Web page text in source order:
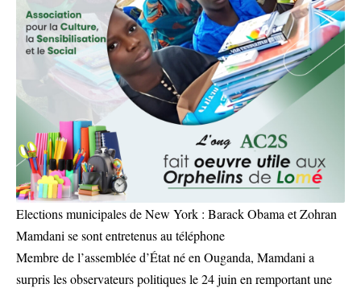
Elections municipales de New York : Barack Obama et Zohran
Mamdani se sont entretenus au téléphone
Membre de l’assemblée d’État né en Ouganda, Mamdani a
surpris les observateurs politiques le 24 juin en remportant une